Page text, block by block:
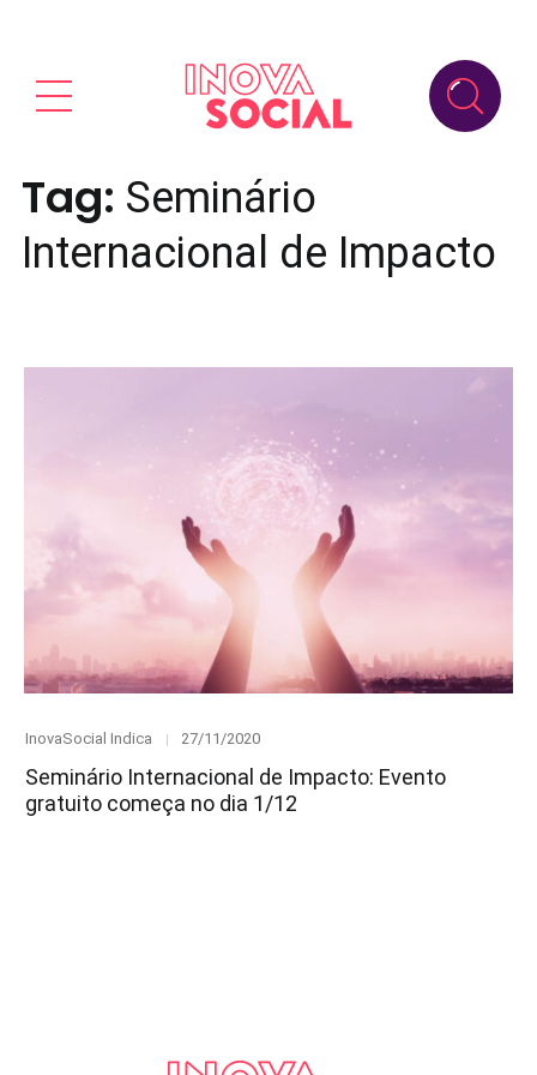
Tag: Seminário
Internacional de Impacto
Category
InovaSocial Indica
Posted
27/11/2020
Seminário Internacional de Impacto: Evento
gratuito começa no dia 1/12